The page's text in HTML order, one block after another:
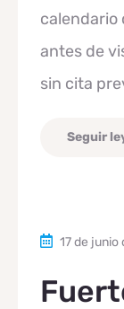
calendario
antes de
sin cita
Seguir
17 de junio